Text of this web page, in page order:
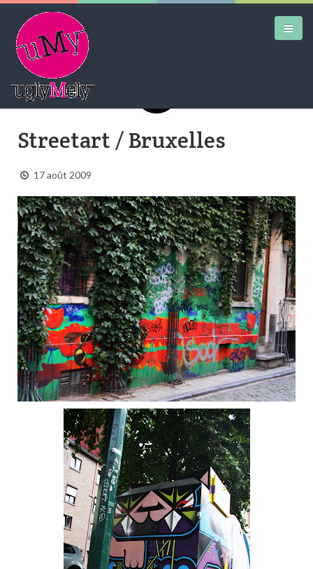
AIRTRAINERPEDIA
STREET ART
MW SHIFT
DAILY CITY
CONTACT
Streetart / Bruxelles
17 août 2009